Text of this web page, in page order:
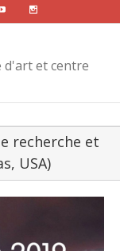
Youtube
d'art et centre
recherche et
USA)